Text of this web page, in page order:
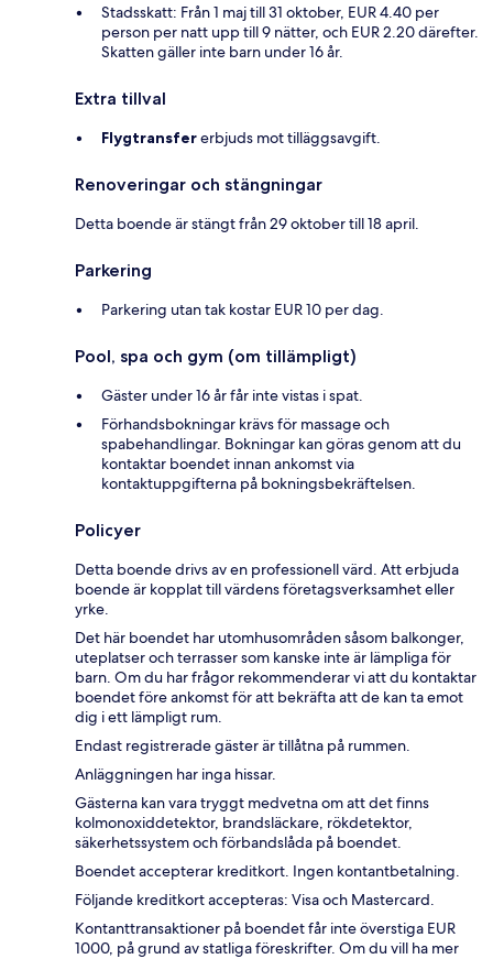
Stadsskatt: Från 1 maj till 31 oktober, EUR 4.40 per
person per natt upp till 9 nätter, och EUR 2.20 därefter.
Skatten gäller inte barn under 16 år.
Extra tillval
Flygtransfererbjuds mot tilläggsavgift.
Renoveringar och stängningar
Detta boende är stängt från 29 oktober till 18 april.
Parkering
Parkering utan tak kostar EUR 10 per dag.
Pool, spa och gym (om tillämpligt)
Gäster under 16 år får inte vistas i spat.
Förhandsbokningar krävs för massage och
spabehandlingar. Bokningar kan göras genom att du
kontaktar boendet innan ankomst via
kontaktuppgifterna på bokningsbekräftelsen.
Policyer
Detta boende drivs av en professionell värd. Att erbjuda
boende är kopplat till värdens företagsverksamhet eller
yrke.
Det här boendet har utomhusområden såsom balkonger,
uteplatser och terrasser som kanske inte är lämpliga för
barn. Om du har frågor rekommenderar vi att du kontaktar
boendet före ankomst för att bekräfta att de kan ta emot
dig i ett lämpligt rum.
Endast registrerade gäster är tillåtna på rummen.
Anläggningen har inga hissar.
Gästerna kan vara tryggt medvetna om att det finns
kolmonoxiddetektor, brandsläckare, rökdetektor,
säkerhetssystem och förbandslåda på boendet.
Boendet accepterar kreditkort. Ingen kontantbetalning.
Följande kreditkort accepteras: Visa och Mastercard.
Kontanttransaktioner på boendet får inte överstiga EUR
1000, på grund av statliga föreskrifter. Om du vill ha mer